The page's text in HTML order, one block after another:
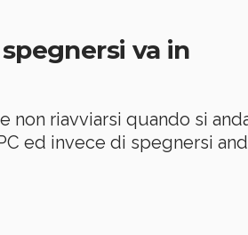
va in
riavviarsi quando si
ed invece di spegnersi